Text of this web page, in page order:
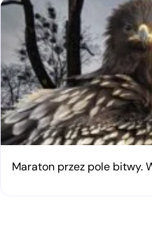
Maraton przez pole bitwy.